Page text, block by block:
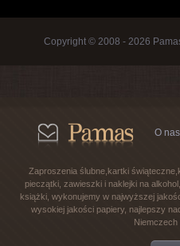
Copyright © 2008 - 2026
O nas
Zaproszenia ślubne,kartki
pieczątki, zawieszki i naklejki na
książki, wykonujemy w najwyższej
wysokiej jakości papiery, najlepszy
Niemczech